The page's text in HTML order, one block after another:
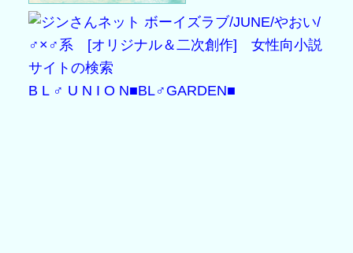
B L ♂ U N I O N■BL♂GARDEN■